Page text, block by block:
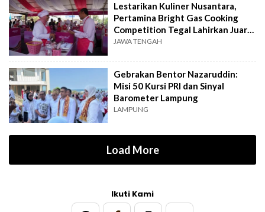
Lestarikan Kuliner Nusantara,
Pertamina Bright Gas Cooking
Competition Tegal Lahirkan Juara
Baru
JAWA TENGAH
Gebrakan Bentor Nazaruddin:
Misi 50 Kursi PRI dan Sinyal
Barometer Lampung
LAMPUNG
Load More
Ikuti Kami